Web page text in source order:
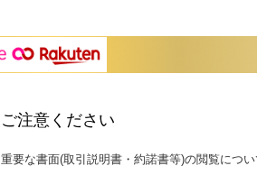
ご注意ください
重要な書面(取引説明書・約諾書等)の閲覧につ